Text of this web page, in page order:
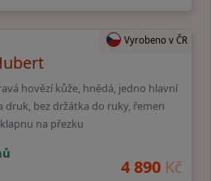
Vyrobeno v ČR
hovězí kůže, hnědá, jedno hlavní
druk, bez držátka do ruky, řemen
na přezku
4 890 Kč